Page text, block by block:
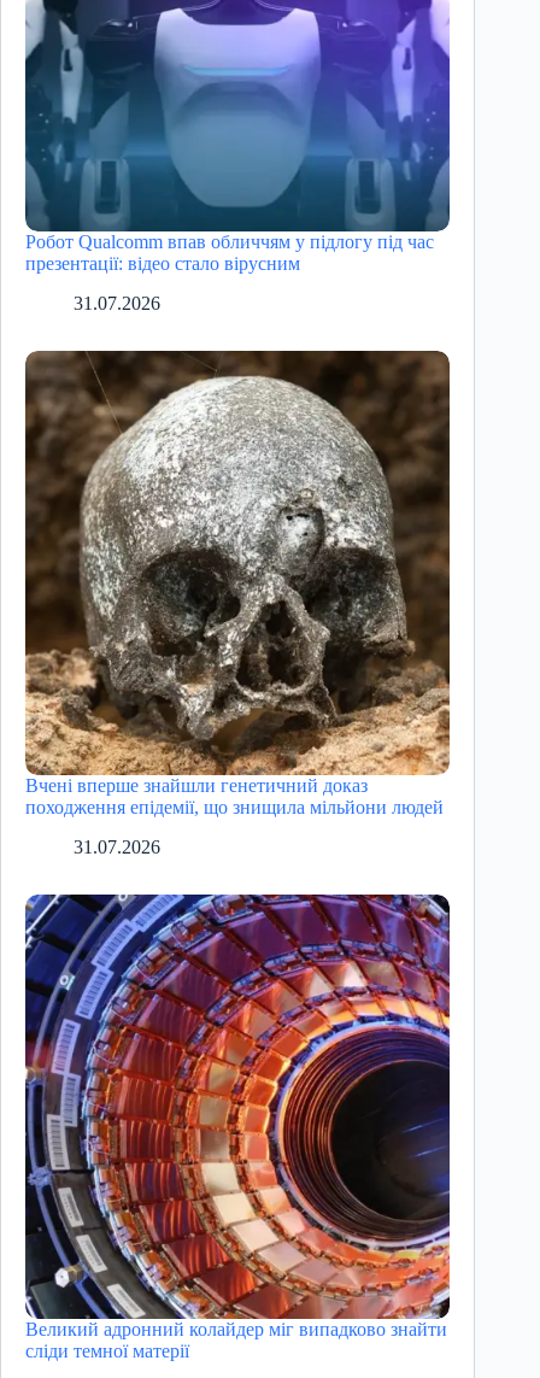
Робот Qualcomm впав обличчям у підлогу під час
презентації: відео стало вірусним
31.07.2026
Вчені вперше знайшли генетичний доказ
походження епідемії, що знищила мільйони людей
31.07.2026
Великий адронний колайдер міг випадково знайти
сліди темної матерії